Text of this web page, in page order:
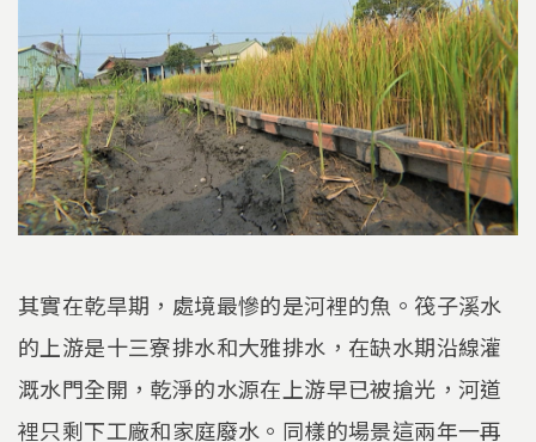
其實在乾旱期，處境最慘的是河裡的魚。筏子溪水
的上游是十三寮排水和大雅排水，在缺水期沿線灌
溉水門全開，乾淨的水源在上游早已被搶光，河道
裡只剩下工廠和家庭廢水。同樣的場景這兩年一再